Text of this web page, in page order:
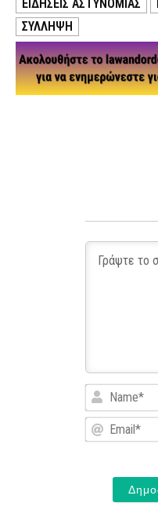
ΕΙΔΗΣΕΙΣ ΑΣΤΥΝΟΜΙΑΣ
ΣΥΛΛΗΨΗ